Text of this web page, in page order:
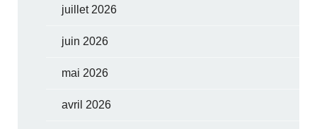
juillet 2026
juin 2026
mai 2026
avril 2026